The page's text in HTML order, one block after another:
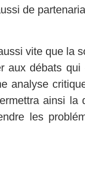
de
vite que la
aux débats
analyse
ainsi
les